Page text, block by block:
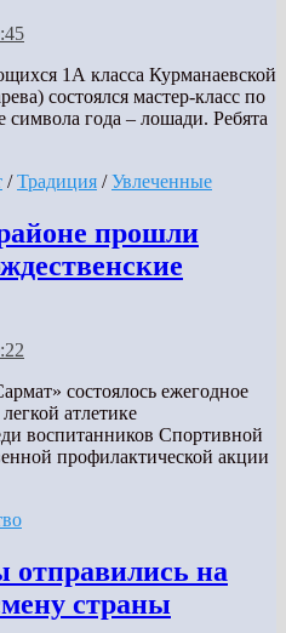
1А класса Курманаевской
состоялся мастер-класс по
года – лошади. Ребята
/Традиция /Увлеченные
прошли
состоялось ежегодное
атлетике
воспитанников Спортивной
профилактической акции
на
страны